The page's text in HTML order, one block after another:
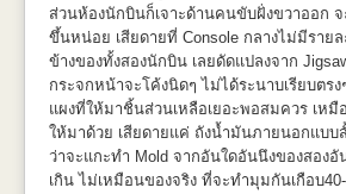
ส่วนห้องนักบินก็เจาะด้านคนขับฝั่งขวาออก จ
ขึ้นหน่อย เสียดายที่ Console กลางไม่มีราย
ข้างของทั้งสองนักบิน เลยดัดแปลงจาก
กระจกหน้าจะโค้งนิดๆ ไม่ได้ระนาบเรียบตรง
แผงที่ให้มาชิ้นส่วนเหลือเยอะพอสมควร เห
ให้มาด้วย เสียดายแค่ ถังน้ำมันภายนอกแบ
ว่าจะแกะทำ Mold จากอันใดอันนึงของสอง
เกิน ไม่เหมือนของจริง ที่จะทำมุมกันเกือบ